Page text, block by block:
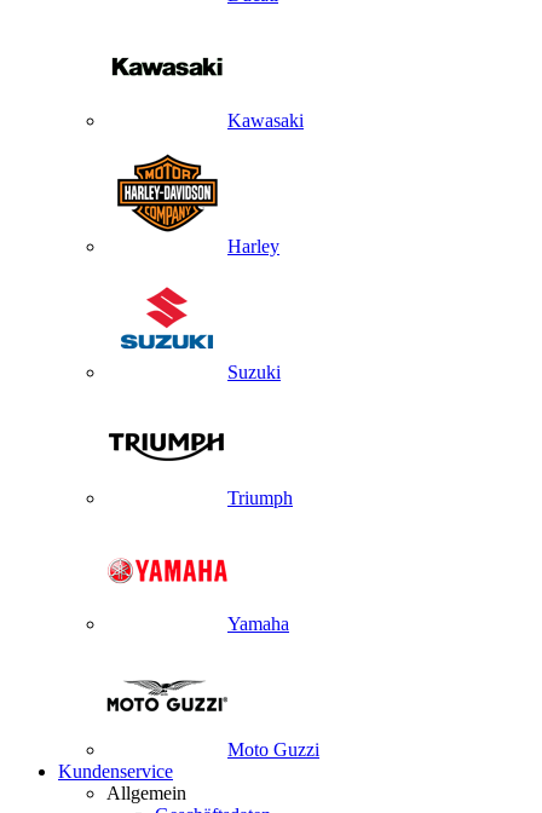
Kawasaki
Harley
Suzuki
Triumph
Yamaha
Moto Guzzi
Kundenservice
Allgemein